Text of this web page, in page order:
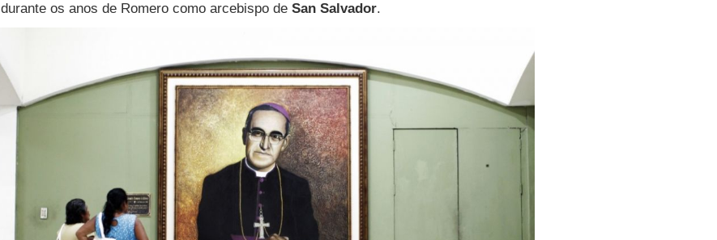
durante os anos de Romero como arcebispo de San Salvador.